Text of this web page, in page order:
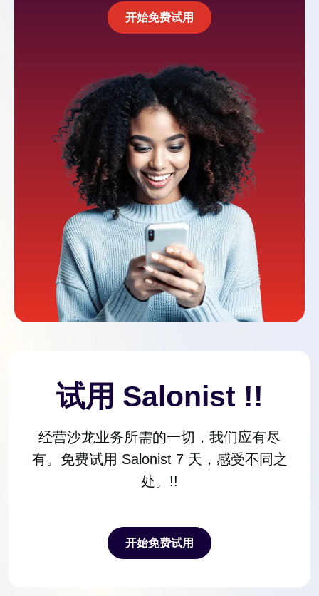
开始免费试用
试用 Salonist !!
经营沙龙业务所需的一切，我们应有尽
有。免费试用 Salonist 7 天，感受不同之
处。!!
开始免费试用